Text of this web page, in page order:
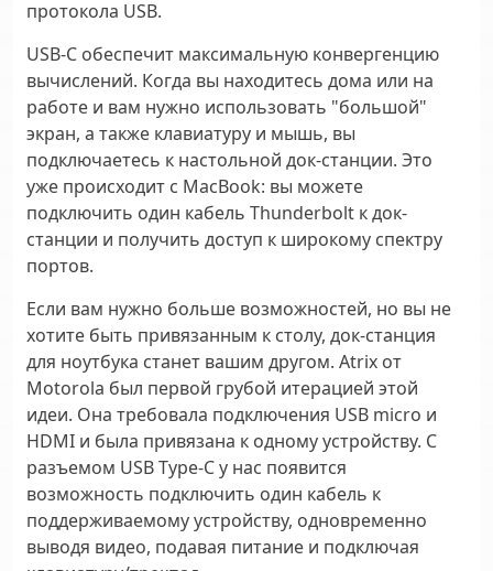
протокола USB.
USB-C обеспечит максимальную конвергенцию
вычислений. Когда вы находитесь дома или на
работе и вам нужно использовать "большой"
экран, а также клавиатуру и мышь, вы
подключаетесь к настольной док-станции. Это
уже происходит с MacBook: вы можете
подключить один кабель Thunderbolt к док-
станции и получить доступ к широкому спектру
портов.
Если вам нужно больше возможностей, но вы не
хотите быть привязанным к столу, док-станция
для ноутбука станет вашим другом. Atrix от
Motorola был первой грубой итерацией этой
идеи. Она требовала подключения USB micro и
HDMI и была привязана к одному устройству. С
разъемом USB Type-C у нас появится
возможность подключить один кабель к
поддерживаемому устройству, одновременно
выводя видео, подавая питание и подключая